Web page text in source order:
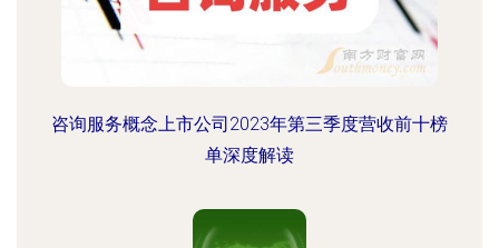
咨询服务概念上市公司2023年第三季度营收前十榜
单深度解读